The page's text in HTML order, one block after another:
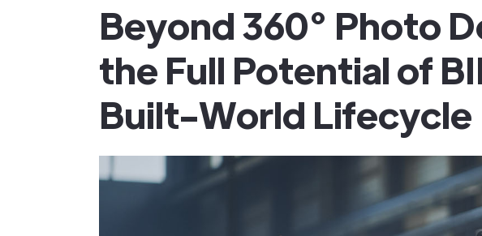
Beyond 360° Photo
the Full Potential of
Built-World Lifecycle